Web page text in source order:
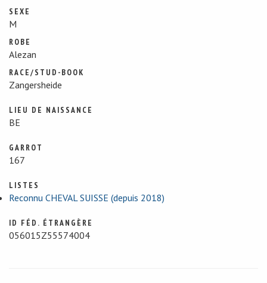
SEXE
M
ROBE
Alezan
RACE/STUD-BOOK
Zangersheide
LIEU DE NAISSANCE
BE
GARROT
167
LISTES
Reconnu CHEVAL SUISSE (depuis 2018)
ID FÉD. ÉTRANGÈRE
056015Z55574004